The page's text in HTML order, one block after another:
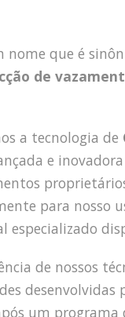
nome que é
de
a tecnologia de
e
para nosso
especializado
de nossos
desenvolvidas
um programa